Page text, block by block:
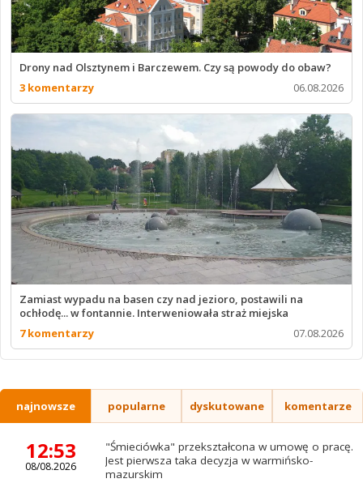
Drony nad Olsztynem i Barczewem. Czy są powody do obaw?
3 komentarzy
06.08.2026
Zamiast wypadu na basen czy nad jezioro, postawili na
ochłodę... w fontannie. Interweniowała straż miejska
7 komentarzy
07.08.2026
najnowsze popularne dyskutowane komentarze
12:53
08/08.2026
"Śmieciówka" przekształcona w umowę o pracę.
Jest pierwsza taka decyzja w warmińsko-
mazurskim